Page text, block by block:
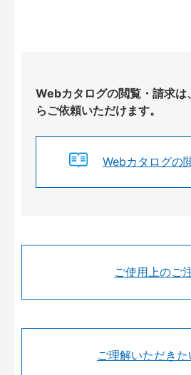
Webカタログの閲覧・請求は
らご依頼いただけます。
Webカタログの
ご使用上のご
ご理解いただきた